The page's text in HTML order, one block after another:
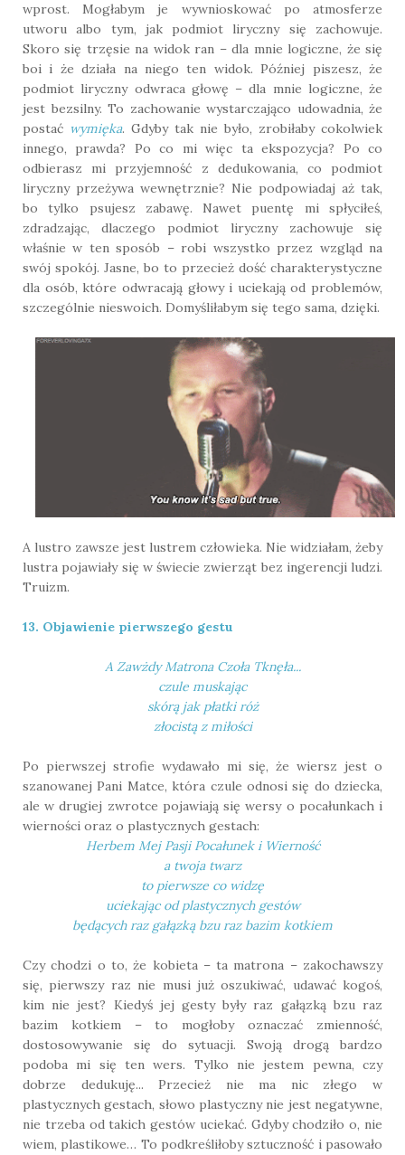
wprost. Mogłabym je wywnioskować po atmosferze
utworu albo tym, jak podmiot liryczny się zachowuje.
Skoro się trzęsie na widok ran – dla mnie logiczne, że się
boi i że działa na niego ten widok. Później piszesz, że
podmiot liryczny odwraca głowę – dla mnie logiczne, że
jest bezsilny. To zachowanie wystarczająco udowadnia, że
postać wymięka. Gdyby tak nie było, zrobiłaby cokolwiek
innego, prawda? Po co mi więc ta ekspozycja? Po co
odbierasz mi przyjemność z dedukowania, co podmiot
liryczny przeżywa wewnętrznie? Nie podpowiadaj aż tak,
bo tylko psujesz zabawę. Nawet puentę mi spłyciłeś,
zdradzając, dlaczego podmiot liryczny zachowuje się
właśnie w ten sposób – robi wszystko przez wzgląd na
swój spokój. Jasne, bo to przecież dość charakterystyczne
dla osób, które odwracają głowy i uciekają od problemów,
szczególnie nieswoich. Domyśliłabym się tego sama, dzięki.
A lustro zawsze jest lustrem człowieka. Nie widziałam, żeby
lustra pojawiały się w świecie zwierząt bez ingerencji ludzi.
Truizm.
13. Objawienie pierwszego gestu
A Zawżdy Matrona Czoła Tknęła...
czule muskając
skórą jak płatki róż
złocistą z miłości
Po pierwszej strofie wydawało mi się, że wiersz jest o
szanowanej Pani Matce, która czule odnosi się do dziecka,
ale w drugiej zwrotce pojawiają się wersy o pocałunkach i
wierności oraz o plastycznych gestach:
Herbem Mej Pasji Pocałunek i Wierność
a twoja twarz
to pierwsze co widzę
uciekając od plastycznych gestów
będących raz gałązką bzu raz bazim kotkiem
Czy chodzi o to, że kobieta – ta matrona – zakochawszy
się, pierwszy raz nie musi już oszukiwać, udawać kogoś,
kim nie jest? Kiedyś jej gesty były raz gałązką bzu raz
bazim kotkiem – to mogłoby oznaczać zmienność,
dostosowywanie się do sytuacji. Swoją drogą bardzo
podoba mi się ten wers. Tylko nie jestem pewna, czy
dobrze dedukuję... Przecież nie ma nic złego w
plastycznych gestach, słowo plastyczny nie jest negatywne,
nie trzeba od takich gestów uciekać. Gdyby chodziło o, nie
wiem, plastikowe… To podkreśliłoby sztuczność i pasowało